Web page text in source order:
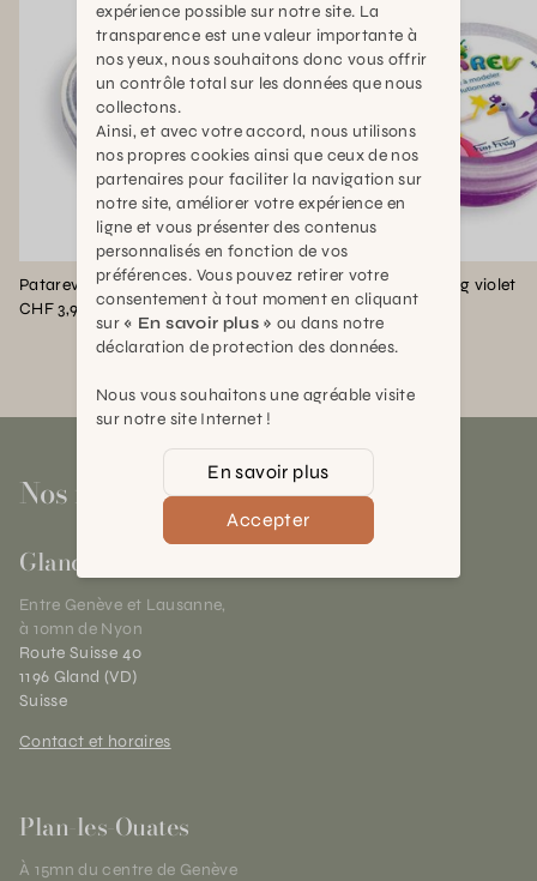
Patarev pot de 30g noir
CHF 3,90
Patarev pot de 30g violet
CHF 4,00
Nos magasins
Gland
Entre Genève et Lausanne,
à 10mn de Nyon
Route Suisse 40
1196 Gland (VD)
Suisse
Contact et horaires
Plan-les-Ouates
À 15mn du centre de Genève
expérience possible sur notre site. La
transparence est une valeur importante à
nos yeux, nous souhaitons donc vous offrir
un contrôle total sur les données que nous
collectons.
Ainsi, et avec votre accord, nous utilisons
nos propres cookies ainsi que ceux de nos
partenaires pour faciliter la navigation sur
notre site, améliorer votre expérience en
ligne et vous présenter des contenus
personnalisés en fonction de vos
préférences. Vous pouvez retirer votre
consentement à tout moment en cliquant
sur « En savoir plus » ou dans notre
déclaration de protection des données.
Nous vous souhaitons une agréable visite
sur notre site Internet !
En savoir plus
Accepter